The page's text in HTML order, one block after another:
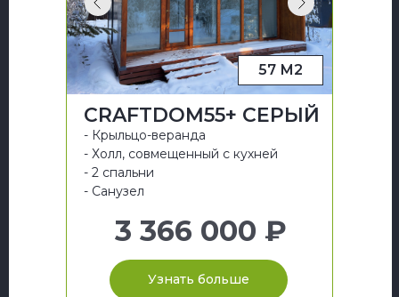
CRAFTDOM55+ СЕРЫЙ
- Крыльцо-веранда
- Холл, совмещенный с кухней
- 2 спальни
- Санузел
57 М2
3 366 000 ₽
Узнать больше